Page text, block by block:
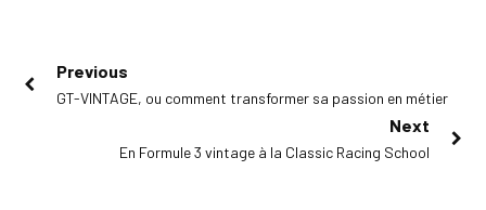
Navigation
Previous
Previous
GT-VINTAGE, ou comment transformer sa passion en métier
Next
Next
En Formule 3 vintage à la Classic Racing School